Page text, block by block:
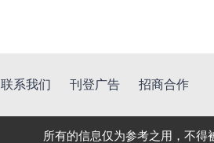
联系我们 刊登广告 招商合作
所有的信息仅为参考之用，不